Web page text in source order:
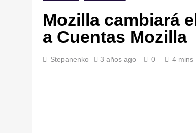
Mozilla cambiará
a Cuentas Mozilla
Stepanenko 3 años ago 0 4 mins